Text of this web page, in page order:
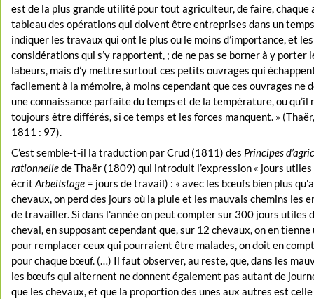
est de la plus grande utilité pour tout agriculteur, de faire, chaque
tableau des opérations qui doivent être entreprises dans un temps
indiquer les travaux qui ont le plus ou le moins d’importance, et les
considérations qui s’y rapportent, ; de ne pas se borner à y porter
labeurs, mais d’y mettre surtout ces petits ouvrages qui
facilement à la mémoire, à moins cependant que ces ouvrages ne
une connaissance parfaite du temps et de la température, ou qu’il
toujours être différés, si ce temps et les forces manquent. »
1811 : 97).
C’est semble-t-il la traduction par Crud (1811) des Principes
rationnellede Thaër (1809) qui introduit l’expression « jours utiles
écritArbeitstage = jours de travail) : « avec les bœufs bien plus
chevaux, on perd des jours où la pluie et les mauvais chemins les
de travailler. Si dans l'année on peut compter sur 300 jours utiles
cheval, en supposant cependant que, sur 12 chevaux, on en tienne
pour remplacer ceux qui pourraient être malades, on doit en
pour chaque bœuf. (…) Il faut observer, au reste, que, dans les
les bœufs qui alternent ne donnent également pas autant de
que les chevaux, et que la proportion des unes aux autres est celle